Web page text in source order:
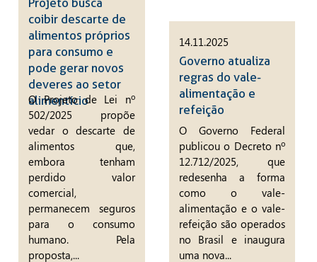
coibir descarte de
alimentos próprios
para consumo e
pode gerar novos
deveres ao setor
alimentício
O Projeto de Lei nº
502/2025 propõe
vedar o descarte de
alimentos que,
embora tenham
perdido valor
comercial,
permanecem seguros
para o consumo
humano. Pela
proposta,...
14.11.2025
Governo atualiza
regras do vale-
alimentação e
refeição
O Governo Federal
publicou o Decreto nº
12.712/2025, que
redesenha a forma
como o vale-
alimentação e o vale-
refeição são operados
no Brasil e inaugura
uma nova...